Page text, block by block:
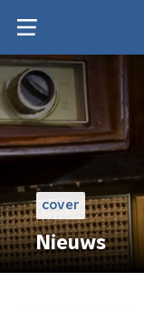
cover
Nieuws